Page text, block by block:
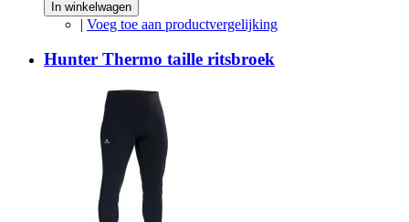
In winkelwagen
| Voeg toe aan productvergelijking
Hunter Thermo taille ritsbroek